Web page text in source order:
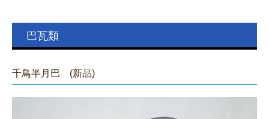
屋根施工の流れと実績
葺き替え施工の流れ
施工完成例
巴瓦類
千鳥半月巴 (新品)